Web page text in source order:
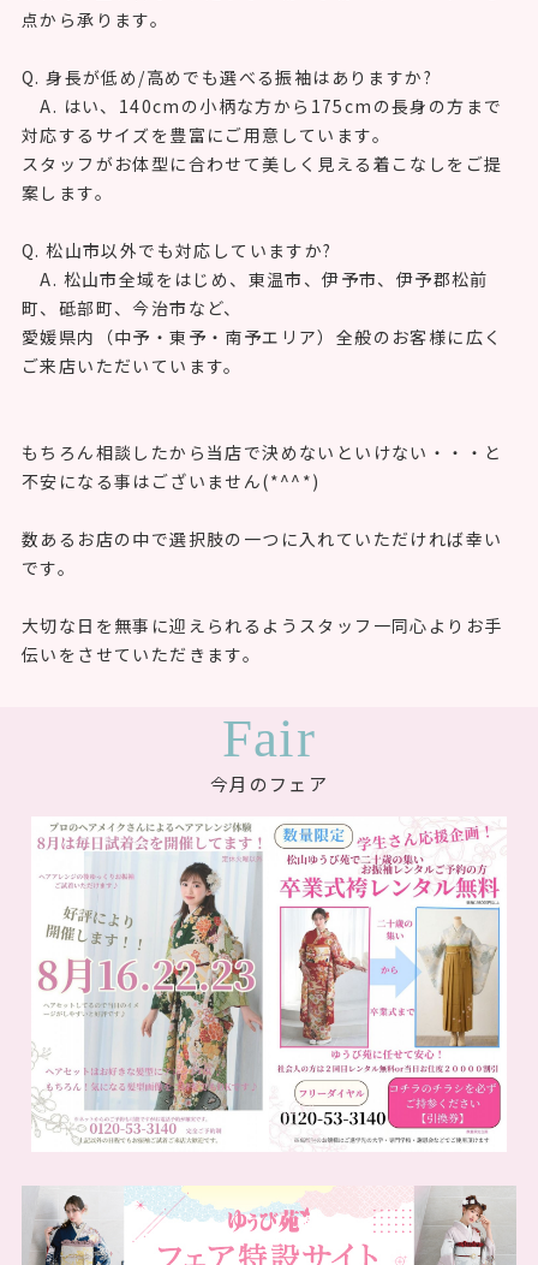
Q. 店舗へのアクセス方法を教えてください?
差点すぐの好立地です。
お車でお越しの際は、お近くの駐車場にお停めください。
一律料金をお渡ししております。
Q. ママの振袖（ママ振り）を使いたいのですが相談できま
A. もちろんです！ママ振袖の相談・状態チェックは無料
です。
帯締めや重ね衿など、足りない物や小物だけのレンタルも1
点から承ります。
対応するサイズを豊富にご用意しています。
スタッフがお体型に合わせて美しく見える着こなしをご提
Q. 松山市以外でも対応していますか?
町、砥部町、今治市など、
愛媛県内（中予・東予・南予エリア）全般のお客様に広く
もちろん相談したから当店で決めないといけない・・・と
不安になる事はございません(*^^*)
数あるお店の中で選択肢の一つに入れていただければ幸い
です。
大切な日を無事に迎えられるようスタッフ一同心よりお手
伝いをさせていただきます。
Fair
今月のフェア